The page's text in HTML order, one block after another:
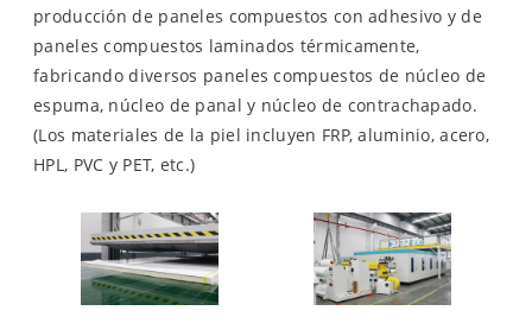
producción de paneles compuestos con adhesivo y de
paneles compuestos laminados térmicamente,
fabricando diversos paneles compuestos de núcleo de
espuma, núcleo de panal y núcleo de contrachapado.
(Los materiales de la piel incluyen FRP, aluminio, acero,
HPL, PVC y PET, etc.)